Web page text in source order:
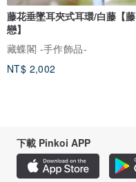
藤花垂墜耳夾式耳環/白藤【藤
戀】
藏蝶閣 -手作飾品-
NT$ 2,002
下載 Pinkoi APP